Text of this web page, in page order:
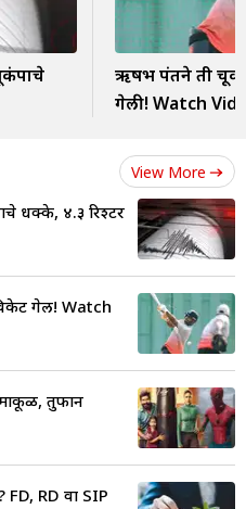
ऋषभ पंतने ती चूक
गेली! Watch
View More
धक्के, ४.३ रिश्टर
गेली! Watch
तुफान
FD, RD वा SIP